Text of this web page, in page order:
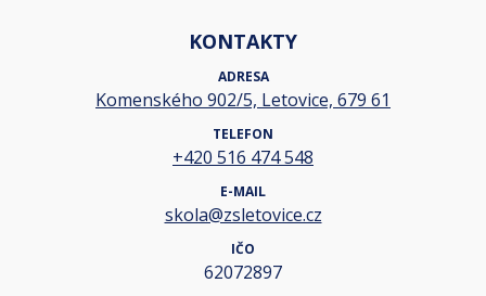
KONTAKTY
ADRESA
Komenského 902/5, Letovice, 679 61
TELEFON
+420 516 474 548
E-MAIL
skola@zsletovice.cz
IČO
62072897